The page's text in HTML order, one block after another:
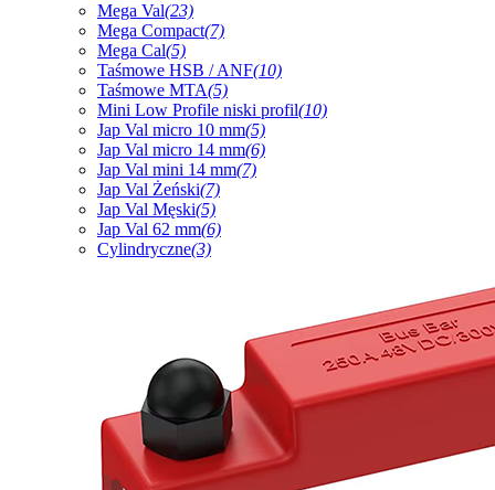
Mega Val(23)
Mega Compact(7)
Mega Cal(5)
Taśmowe HSB / ANF(10)
Taśmowe MTA(5)
Mini Low Profile niski profil(10)
Jap Val micro 10 mm(5)
Jap Val micro 14 mm(6)
Jap Val mini 14 mm(7)
Jap Val Żeński(7)
Jap Val Męski(5)
Jap Val 62 mm(6)
Cylindryczne(3)